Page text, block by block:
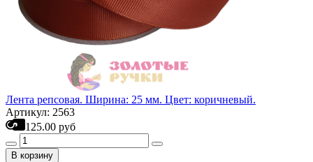
Лента репсовая. Ширина: 25 мм. Цвет: коричневый.
Артикул: 2563
125.00 руб
В корзину